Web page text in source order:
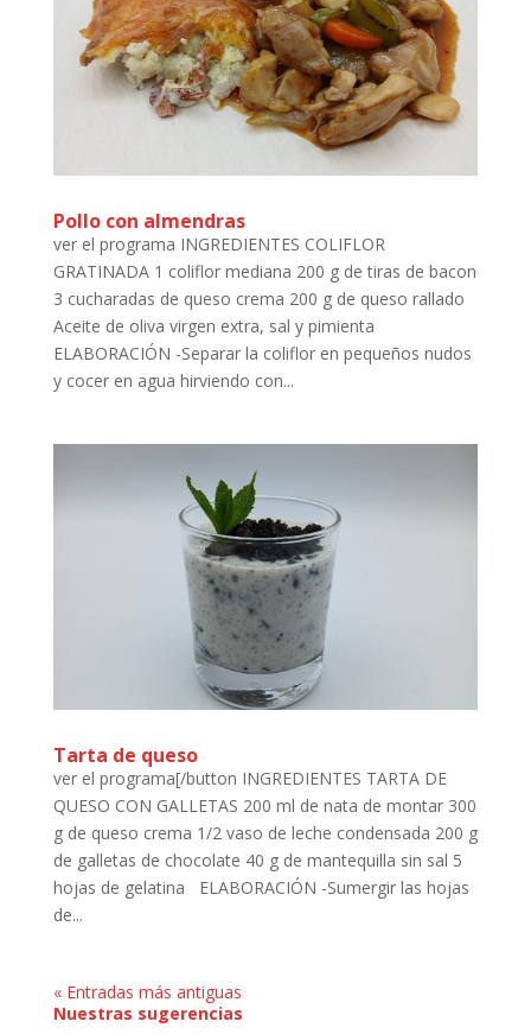
Pollo con almendras
ver el programa INGREDIENTES COLIFLOR
GRATINADA 1 coliflor mediana 200 g de tiras de bacon
3 cucharadas de queso crema 200 g de queso rallado
Aceite de oliva virgen extra, sal y pimienta
ELABORACIÓN -Separar la coliflor en pequeños nudos
y cocer en agua hirviendo con...
Tarta de queso
ver el programa[/button INGREDIENTES TARTA DE
QUESO CON GALLETAS 200 ml de nata de montar 300
g de queso crema 1/2 vaso de leche condensada 200 g
de galletas de chocolate 40 g de mantequilla sin sal 5
hojas de gelatina ELABORACIÓN -Sumergir las hojas
de...
« Entradas más antiguas
Nuestras sugerencias